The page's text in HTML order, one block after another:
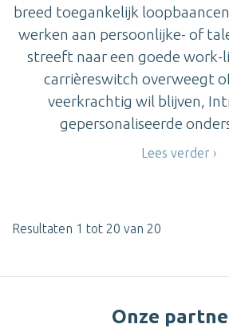
breed toegankelijk
werken aan persoonlijke- of
streeft naar een goede work-
carrièreswitch overweegt
veerkrachtig wil blijven,
gepersonaliseerde
Lees verder
Resultaten 1 tot 20 van 20
Onze